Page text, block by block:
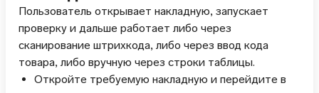
Пользователь открывает накладную, запускает
проверку и дальше работает либо через
сканирование штрихкода, либо через ввод кода
товара, либо вручную через строки таблицы.
Откройте требуемую накладную и перейдите в